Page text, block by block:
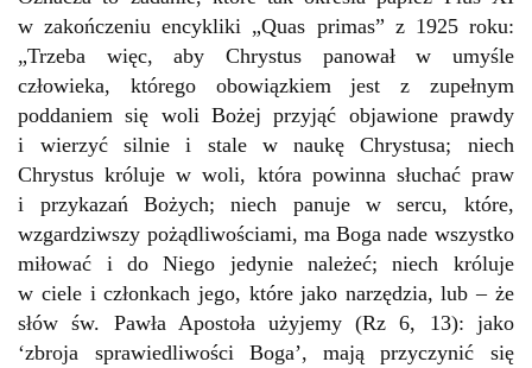
w zakończeniu encykliki „Quas primas” z 1925 roku:
„Trzeba więc, aby Chrystus panował w umyśle
człowieka, którego obowiązkiem jest z zupełnym
poddaniem się woli Bożej przyjąć objawione prawdy
i wierzyć silnie i stale w naukę Chrystusa; niech
Chrystus króluje w woli, która powinna słuchać praw
i przykazań Bożych; niech panuje w sercu, które,
wzgardziwszy pożądliwościami, ma Boga nade wszystko
miłować i do Niego jedynie należeć; niech króluje
w ciele i członkach jego, które jako narzędzia, lub – że
słów św. Pawła Apostoła użyjemy (Rz 6, 13): jako
‘zbroja sprawiedliwości Boga’, mają przyczynić się